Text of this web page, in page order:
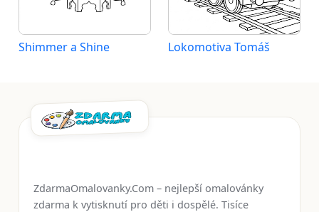
Shimmer a Shine Lokomotiva Tomáš
ZdarmaOmalovanky.Com – nejlepší omalovánky
zdarma k vytisknutí pro děti i dospělé. Tisíce